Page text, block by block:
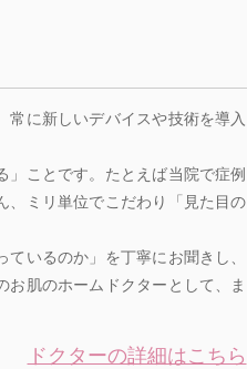
常に新しいデバイスや技術を導入
ことです。たとえば当院で症例
、ミリ単位でこだわり「見た目の
いるのか」を丁寧にお聞きし、
肌のホームドクターとして、ま
ドクターの詳細はこちら